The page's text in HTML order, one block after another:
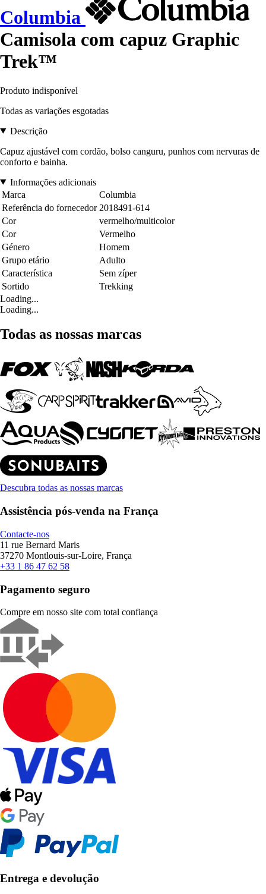
Columbia
Camisola com capuz Graphic
Trek™
Produto indisponível
Todas as variações esgotadas
Descrição
Capuz ajustável com cordão, bolso canguru, punhos com nervuras de
conforto e bainha.
Informações adicionais
Marca
Columbia
Referência do fornecedor 2018491-614
Cor
vermelho/multicolor
Cor
Vermelho
Género
Homem
Grupo etário
Adulto
Característica
Sem zíper
Sortido
Trekking
Loading...
Loading...
Todas as nossas marcas
Descubra todas as nossas marcas
Assistência pós-venda na França
Contacte-nos
11 rue Bernard Maris
37270 Montlouis-sur-Loire, França
+33 1 86 47 62 58
Pagamento seguro
Compre em nosso site com total confiança
Entrega e devolução